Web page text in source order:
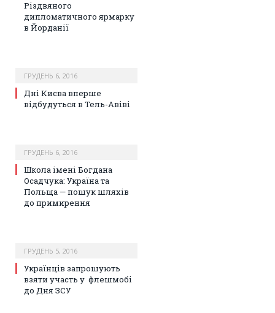
Різдвяного
дипломатичного ярмарку
в Йорданії
ГРУДЕНЬ 6, 2016
Дні Києва вперше
відбудуться в Тель-Авіві
ГРУДЕНЬ 6, 2016
Школа імені Богдана
Осадчука: Україна та
Польща — пошук шляхів
до примирення
ГРУДЕНЬ 5, 2016
Українців запрошують
взяти участь у флешмобі
до Дня ЗСУ